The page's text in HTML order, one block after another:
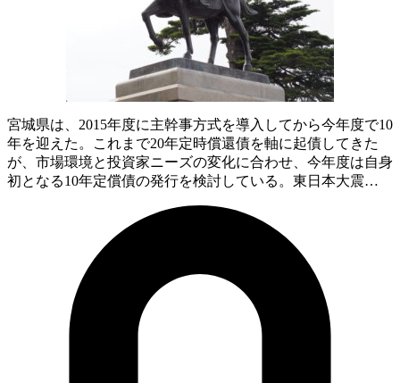
宮城県は、2015年度に主幹事方式を導入してから今年度で10
年を迎えた。これまで20年定時償還債を軸に起債してきた
が、市場環境と投資家ニーズの変化に合わせ、今年度は自身
初となる10年定償債の発行を検討している。東日本大震…